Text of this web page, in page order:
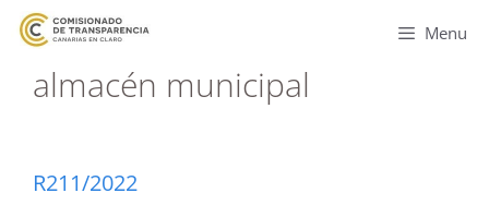
Menu
almacén municipal
R211/2022